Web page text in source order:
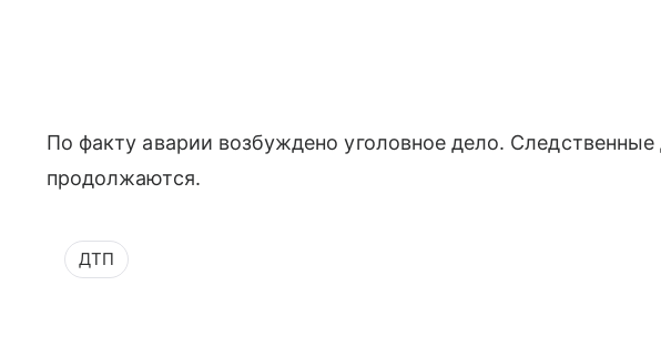
По факту аварии возбуждено уголовное дело. Следственные
продолжаются.
ДТП